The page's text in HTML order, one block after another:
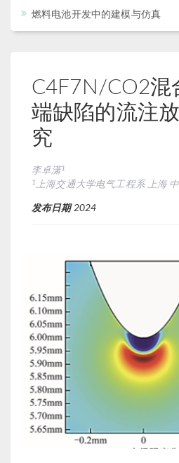
燃料电池开发中的建模与仿真
C4F7N/CO2混
端缺陷的流注
究
李卓潇1
1 上海交通大学电气工程系 上海
发布日期2024